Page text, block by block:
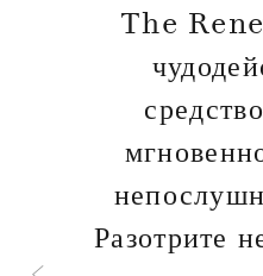
The
Разотрите